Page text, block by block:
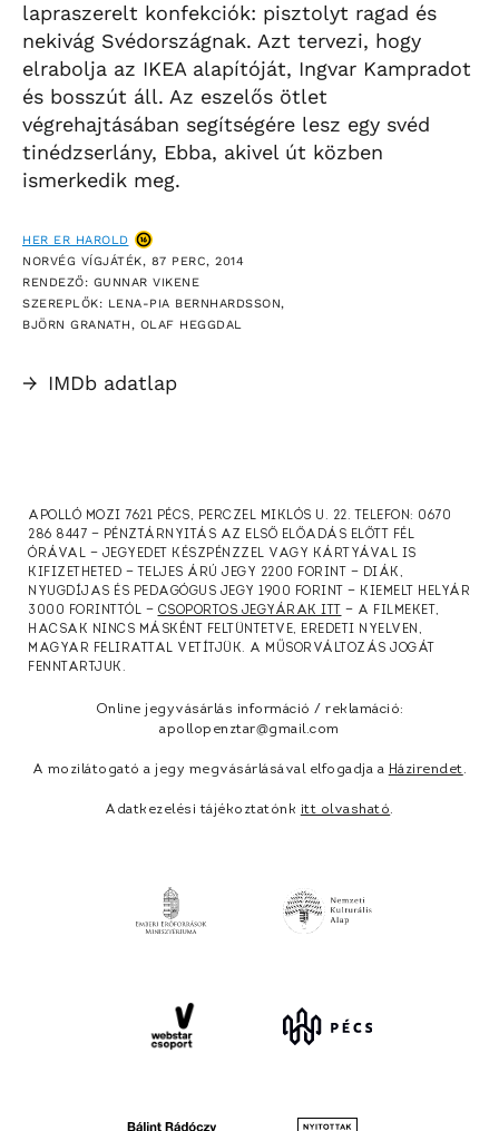
lapraszerelt konfekciók: pisztolyt ragad és
nekivág Svédországnak. Azt tervezi, hogy
elrabolja az IKEA alapítóját, Ingvar Kampradot
és bosszút áll. Az eszelős ötlet
végrehajtásában segítségére lesz egy svéd
tinédzserlány, Ebba, akivel út közben
ismerkedik meg.
HER ER HAROLD
NORVÉG VÍGJÁTÉK, 87 PERC, 2014
RENDEZŐ: GUNNAR VIKENE
SZEREPLŐK: LENA-PIA BERNHARDSSON,
BJÖRN GRANATH, OLAF HEGGDAL
→ IMDb adatlap
APOLLÓ MOZI 7621 PÉCS, PERCZEL MIKLÓS U. 22. TELEFON: 0670
286 8447 — PÉNZTÁRNYITÁS AZ ELSŐ ELŐADÁS ELŐTT FÉL
ÓRÁVAL — JEGYEDET KÉSZPÉNZZEL VAGY KÁRTYÁVAL IS
KIFIZETHETED — TELJES ÁRÚ JEGY 2200 FORINT — DIÁK,
NYUGDÍJAS ÉS PEDAGÓGUS JEGY 1900 FORINT — KIEMELT HELYÁR
3000 FORINTTÓL — CSOPORTOS JEGYÁRAK ITT
— A FILMEKET,
HACSAK NINCS MÁSKÉNT FELTÜNTETVE, EREDETI NYELVEN,
MAGYAR FELIRATTAL VETÍTJÜK. A MŰSORVÁLTOZÁS JOGÁT
FENNTARTJUK.
Online jegyvásárlás információ / reklamáció:
apollopenztar@gmail.com
A mozilátogató a jegy megvásárlásával elfogadja a Házirendet.
Adatkezelési tájékoztatónk itt olvasható.